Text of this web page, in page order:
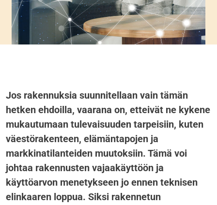
Jos rakennuksia suunnitellaan vain tämän
hetken ehdoilla, vaarana on, etteivät ne kykene
mukautumaan tulevaisuuden tarpeisiin, kuten
väestörakenteen, elämäntapojen ja
markkinatilanteiden muutoksiin. Tämä voi
johtaa rakennusten vajaakäyttöön ja
käyttöarvon menetykseen jo ennen teknisen
elinkaaren loppua. Siksi rakennetun